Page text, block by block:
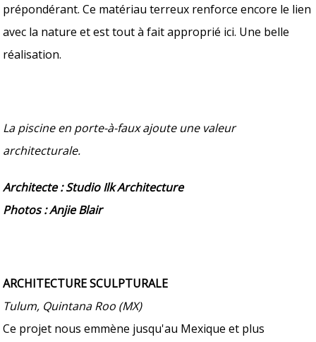
prépondérant. Ce matériau terreux renforce encore le lien
avec la nature et est tout à fait approprié ici. Une belle
réalisation.
La piscine en porte-à-faux ajoute une valeur
architecturale.
Architecte : Studio Ilk Architecture
Photos : Anjie Blair
ARCHITECTURE SCULPTURALE
Tulum, Quintana Roo (MX)
Ce projet nous emmène jusqu'au Mexique et plus